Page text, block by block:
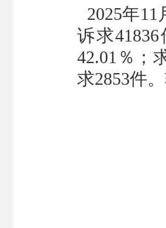
2025年
诉求41836
42.01％；
求2853件